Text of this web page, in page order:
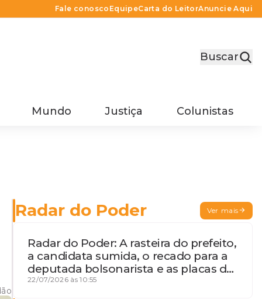
Fale conosco EquipeCarta do LeitorAnuncie Aqui
Buscar
Mundo Justiça Colunistas
Radar do Poder Ver mais
Radar do Poder: A rasteira do prefeito,
a candidata sumida, o recado para a
deputada bolsonarista e as placas da
discórdia
22/07/2026 às 10:55